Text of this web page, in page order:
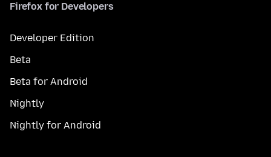
Firefox for Developers
Developer Edition
Beta
Beta for Android
Nightly
Nightly for Android